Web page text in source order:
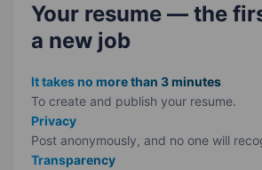
Your resume — the
a new job
It takes no more than 3 minutes
To create and publish your resume.
Privacy
Post anonymously, and no one will
Transparency